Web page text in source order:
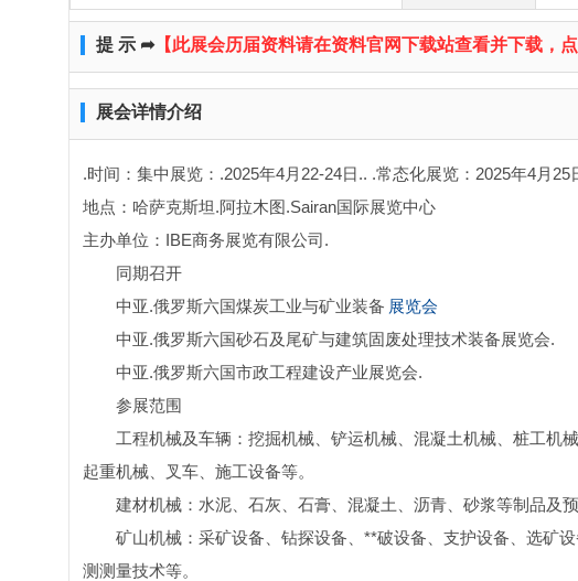
提 示 ➦【此展会历届资料请在资料官网下载站查看并下载，
展会详情介绍
.时间：集中展览：.2025年4月22-24日.. .常态化展览：2025年4月25
地点： 哈萨克斯坦.阿拉木图.Sairan国际展览中心
主办单位：IBE商务展览有限公司.
同期召开
中亚.俄罗斯六国煤炭工业与矿业装备 展览会
中亚.俄罗斯六国砂石及尾矿与建筑固废处理技术装备展览会.
中亚.俄罗斯六国市政工程建设产业展览会.
参展范围
工程机械及车辆：挖掘机械、铲运机械、混凝土机械、桩工机
起重机械、叉车、施工设备等。
建材机械：水泥、石灰、石膏、混凝土、沥青、砂浆等制品及
矿山机械：采矿设备、钻探设备、**破设备、支护设备、选矿
测测量技术等。